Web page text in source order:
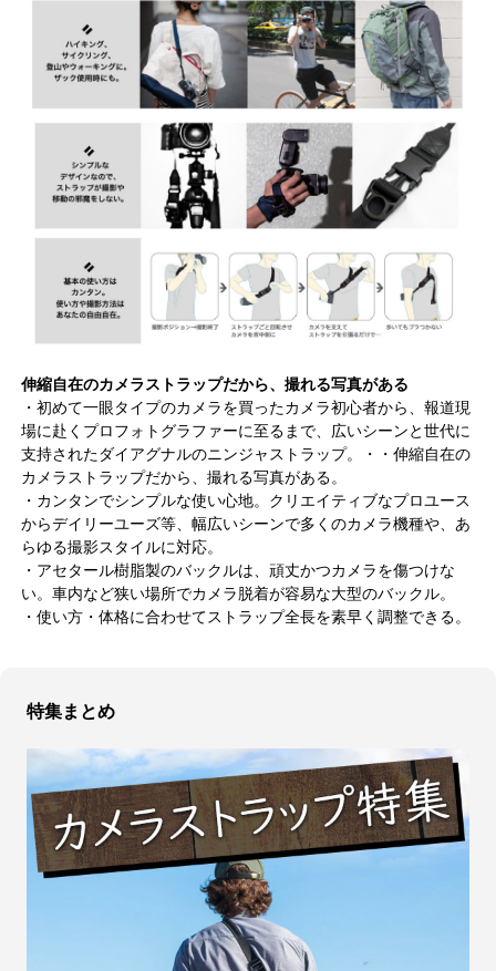
伸縮自在のカメラストラップだから、撮れる写真がある
・初めて一眼タイプのカメラを買ったカメラ初心者から、報道現
場に赴くプロフォトグラファーに至るまで、広いシーンと世代に
支持されたダイアグナルのニンジャストラップ。・・伸縮自在の
カメラストラップだから、撮れる写真がある。
・カンタンでシンプルな使い心地。クリエイティブなプロユース
からデイリーユーズ等、幅広いシーンで多くのカメラ機種や、あ
らゆる撮影スタイルに対応。
・アセタール樹脂製のバックルは、頑丈かつカメラを傷つけな
い。車内など狭い場所でカメラ脱着が容易な大型のバックル。
・使い方・体格に合わせてストラップ全長を素早く調整できる。
特集まとめ